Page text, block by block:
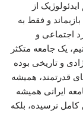
از
و فقط به
اجتماعی و
یک جامعه متکثر
و تاریخی بوده
قدرتمند، همیشه
ایرانی همیشه
نرسیده، بلکه